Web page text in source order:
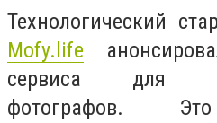
Технологический
Mofy.life
сервиса для
фотографов.